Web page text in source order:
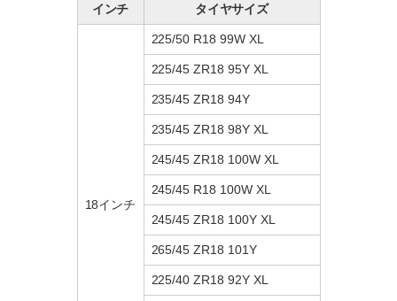
インチ
タイヤサイズ
18インチ
225/50 R18 99W XL
225/45 ZR18 95Y XL
235/45 ZR18 94Y
235/45 ZR18 98Y XL
245/45 ZR18 100W XL
245/45 R18 100W XL
245/45 ZR18 100Y XL
265/45 ZR18 101Y
225/40 ZR18 92Y XL